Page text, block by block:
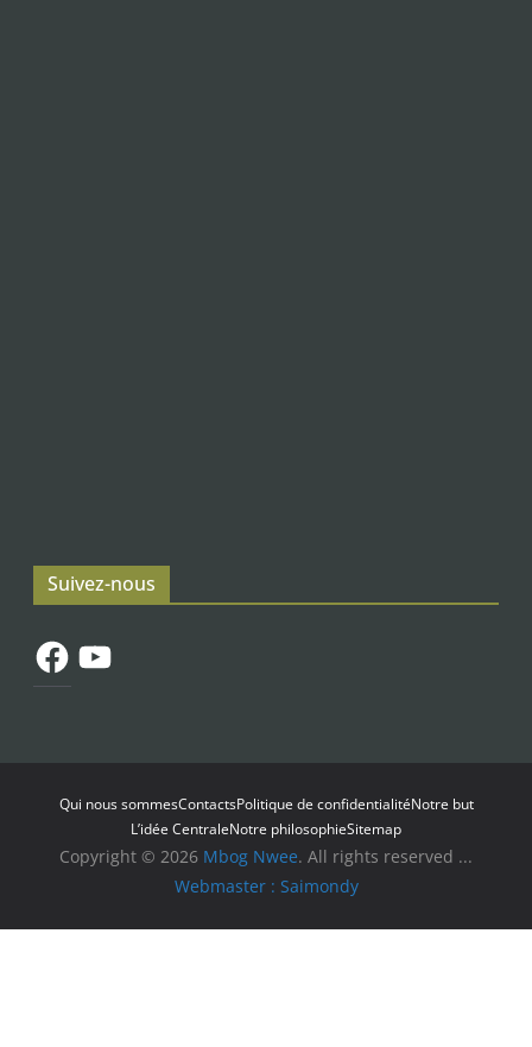
Suivez-nous
FacebookYouTube
Qui nous sommesContactsPolitique de confidentialitéNotre but
L’idée CentraleNotre philosophieSitemap
Copyright © 2026 Mbog Nwee. All rights reserved ...
Webmaster : Saimondy